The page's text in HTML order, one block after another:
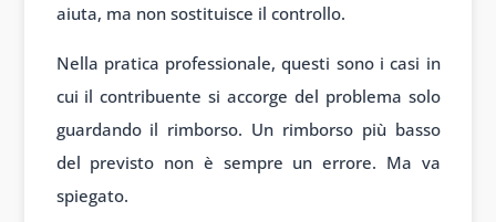
aiuta, ma non sostituisce il controllo.
Nella pratica professionale, questi sono i casi in
cui il contribuente si accorge del problema solo
guardando il rimborso. Un rimborso più basso
del previsto non è sempre un errore. Ma va
spiegato.